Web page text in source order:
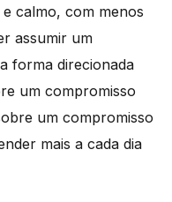
calmo, com menos
assumir um
forma direcionada
um compromisso
um compromisso
mais a cada dia